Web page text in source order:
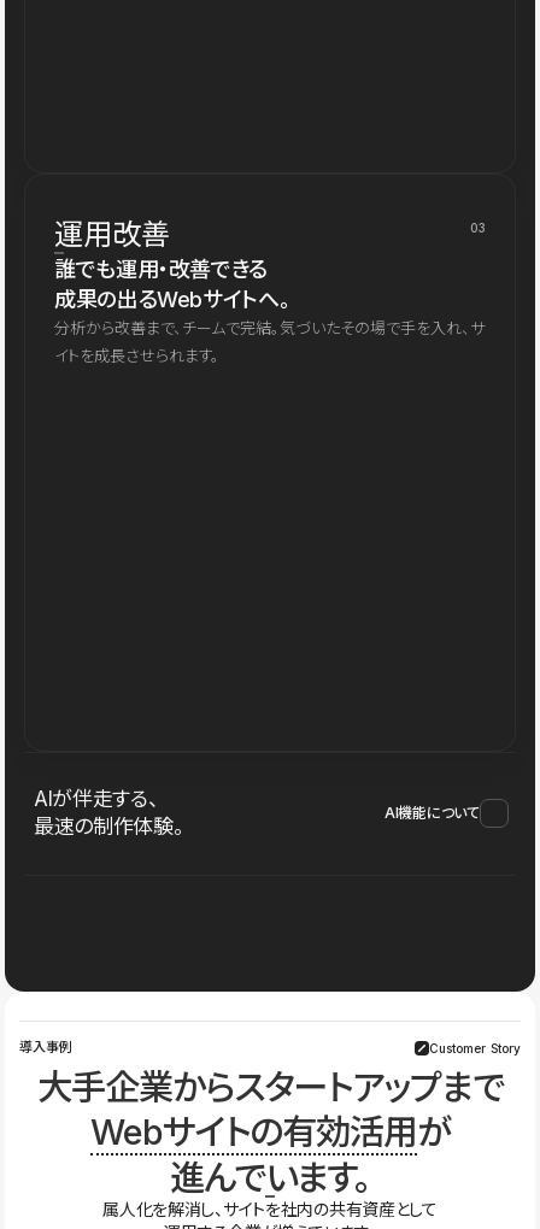
運用改善 03
誰でも運用・改善できる
成果の出るWebサイトへ。
分析から改善まで、チームで完結。気づいたその場で手を入れ、サ
イトを成長させられます。
AIが伴走する、
最速の制作体験。
AI機能について
導入事例 Customer Story
大手企業からスタートアップまで
Webサイトの有効活用が
進んでいます。
属人化を解消し、サイトを社内の共有資産として